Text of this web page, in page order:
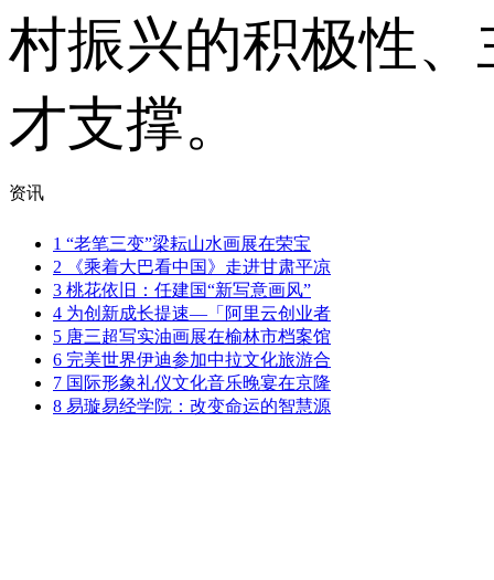
村振兴的积极性
才支撑。
资讯
1 “老笔三变”梁耘山水画展在荣宝
2 《乘着大巴看中国》走进甘肃平凉
3 桃花依旧：任建国“新写意画风”
4 为创新成长提速—「阿里云创业者
5 唐三超写实油画展在榆林市档案馆
6 完美世界伊迪参加中拉文化旅游合
7 国际形象礼仪文化音乐晚宴在京隆
8 易璇易经学院：改变命运的智慧源